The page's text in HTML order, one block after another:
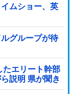
ムショー、英
グループが待
たエリート幹部
説明 県が聞き